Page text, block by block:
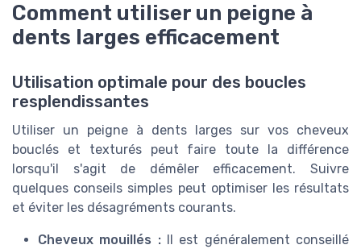
Comment utiliser un peigne à
dents larges efficacement
Utilisation optimale pour des boucles
resplendissantes
Utiliser un peigne à dents larges sur vos cheveux
bouclés et texturés peut faire toute la différence
lorsqu'il s'agit de démêler efficacement. Suivre
quelques conseils simples peut optimiser les résultats
et éviter les désagréments courants.
Cheveux mouillés :Il est généralement conseillé